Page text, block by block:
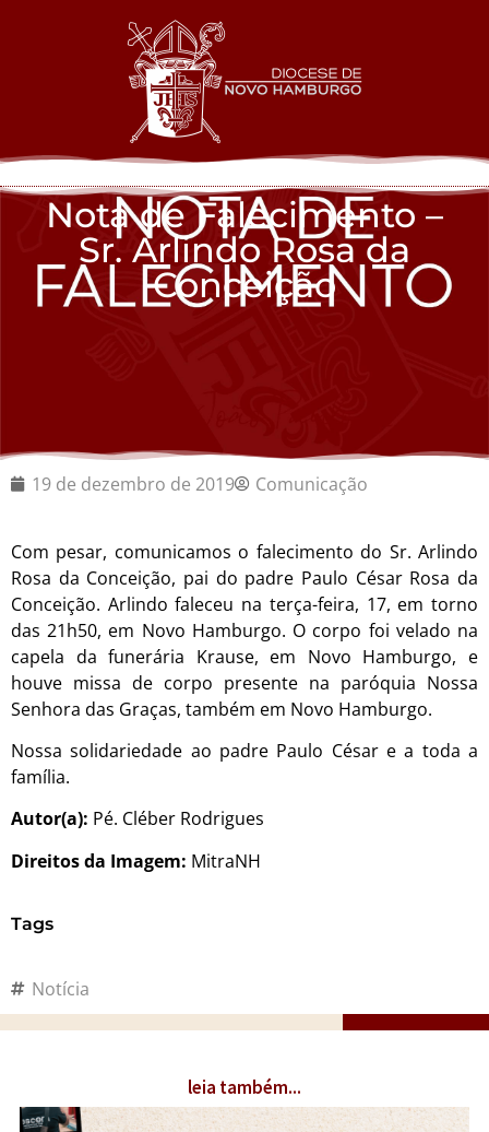
Nota de Falecimento –
Sr. Arlindo Rosa da
Conceição
19 de dezembro de 2019 Comunicação
Com pesar, comunicamos o falecimento do Sr. Arlindo
Rosa da Conceição, pai do padre Paulo César Rosa da
Conceição. Arlindo faleceu na terça-feira, 17, em torno
das 21h50, em Novo Hamburgo. O corpo foi velado na
capela da funerária Krause, em Novo Hamburgo, e
houve missa de corpo presente na paróquia Nossa
Senhora das Graças, também em Novo Hamburgo.
Nossa solidariedade ao padre Paulo César e a toda a
família.
Autor(a): Pé. Cléber Rodrigues
Direitos da Imagem: MitraNH
Tags
Notícia
leia também...